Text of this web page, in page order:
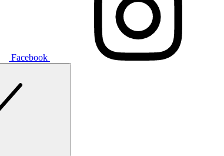
Facebook